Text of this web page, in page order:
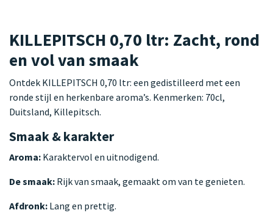
KILLEPITSCH 0,70 ltr: Zacht, rond
en vol van smaak
Ontdek KILLEPITSCH 0,70 ltr: een gedistilleerd met een
ronde stijl en herkenbare aroma’s. Kenmerken: 70cl,
Duitsland, Killepitsch.
Smaak & karakter
Aroma: Karaktervol en uitnodigend.
De smaak: Rijk van smaak, gemaakt om van te genieten.
Afdronk: Lang en prettig.